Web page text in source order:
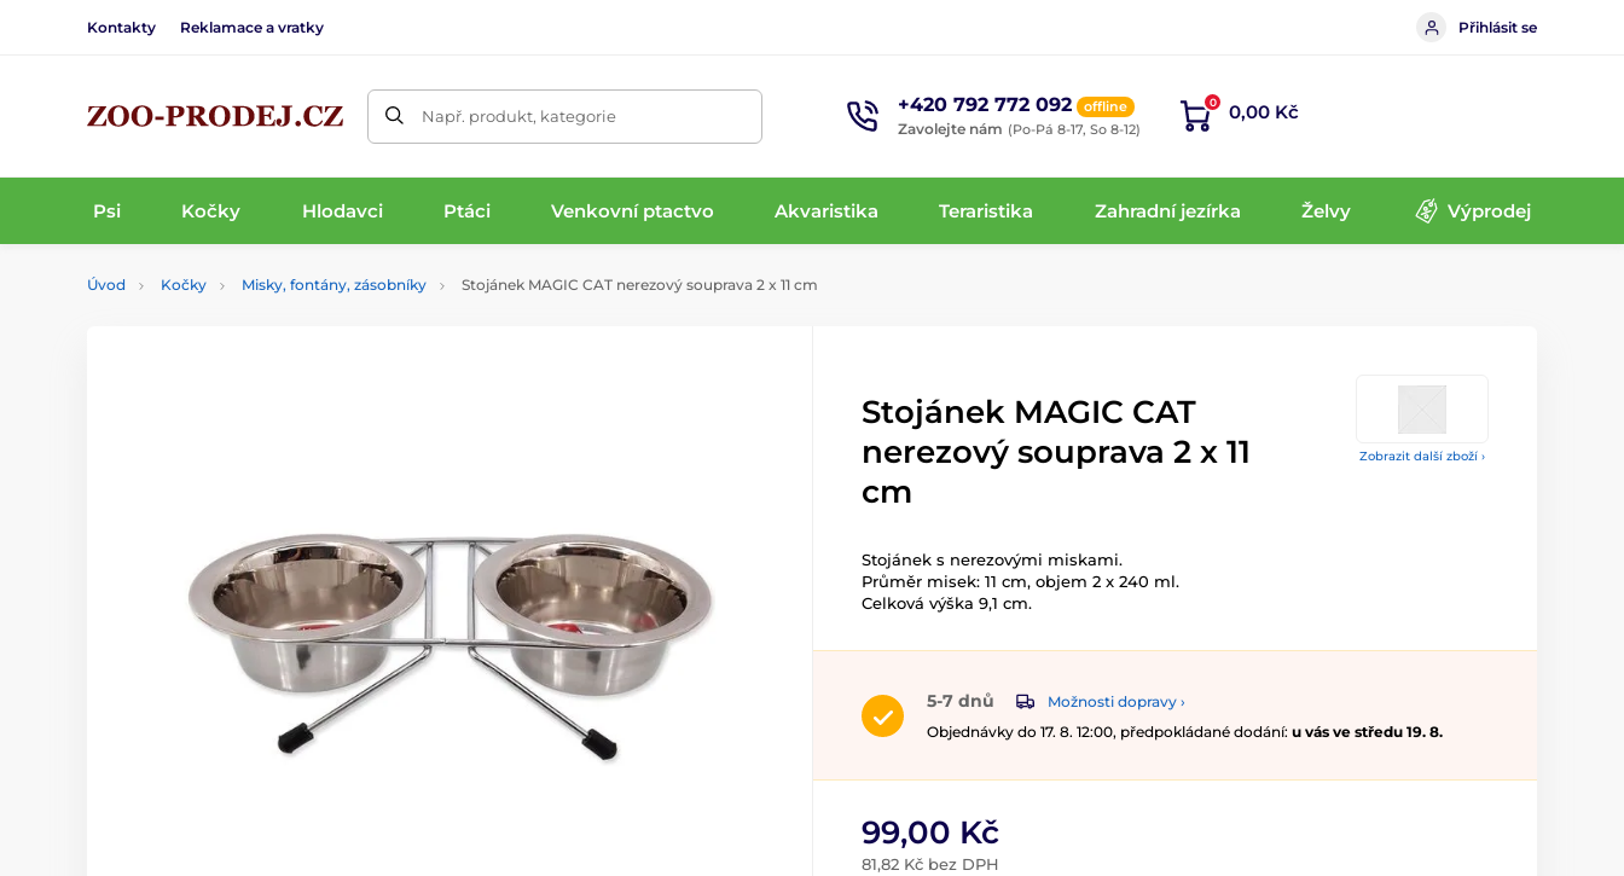
Kontakty Reklamace a vratky Přihlásit se
Např. produkt, kategorie +420 792 772 092 offline
Zavolejte nám (Po-Pá 8-17, So 8-12)
0 0,00 Kč
Psi Kočky Hlodavci Ptáci Venkovní ptactvo Akvaristika Teraristika Zahradní jezírka Želvy Výprodej
Úvod Kočky Misky, fontány, zásobníky Stojánek MAGIC CAT nerezový souprava 2 x 11 cm
Zobrazit další zboží ›
Stojánek MAGIC CAT
nerezový souprava 2 x 11
cm
Stojánek s nerezovými miskami.
Průměr misek: 11 cm, objem 2 x 240 ml.
Celková výška 9,1 cm.
5-7 dnů
Možnosti dopravy ›
Objednávky do 17. 8. 12:00, předpokládané dodání: u vás ve středu 19. 8.
99,00 Kč
81,82 Kč bez DPH